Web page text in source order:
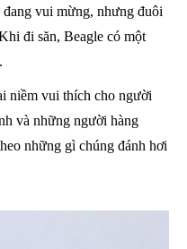
vui mừng, nhưng đuôi
đi săn, Beagle có một
niềm vui thích cho người
và những người hàng
những gì chúng đánh hơi